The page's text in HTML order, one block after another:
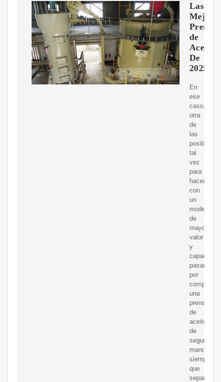
Las
Prensas
de
Aceite
De
2025
En
ese
caso,
otra
de
las
tal
vez
para
hacerse
con
un
modelo
de
mayor
valor
y
capacidad,
pasaría
por
comprar
una
prensa
de
aceite
de
segunda
mano,
siempre
que
sepamos